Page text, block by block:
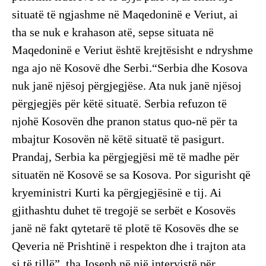
situatë të ngjashme në Maqedoninë e Veriut, ai
tha se nuk e krahason atë, sepse situata në
Maqedoninë e Veriut është krejtësisht e ndryshme
nga ajo në Kosovë dhe Serbi.“Serbia dhe Kosova
nuk janë njësoj përgjegjëse. Ata nuk janë njësoj
përgjegjës për këtë situatë. Serbia refuzon të
njohë Kosovën dhe pranon status quo-në për ta
mbajtur Kosovën në këtë situatë të pasigurt.
Prandaj, Serbia ka përgjegjësi më të madhe për
situatën në Kosovë se sa Kosova. Por sigurisht që
kryeministri Kurti ka përgjegjësinë e tij. Ai
gjithashtu duhet të tregojë se serbët e Kosovës
janë në fakt qytetarë të plotë të Kosovës dhe se
Qeveria në Prishtinë i respekton dhe i trajton ata